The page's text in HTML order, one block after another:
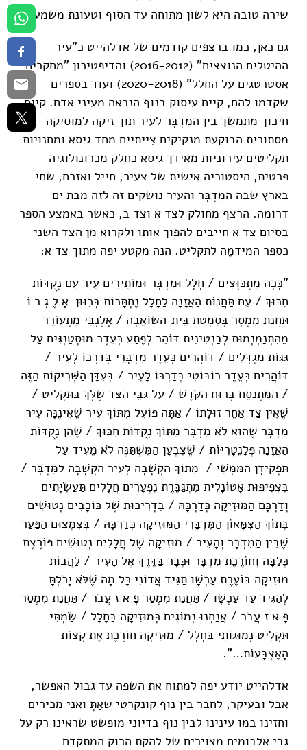
שירה טובה היא לשון מתוחה עד הסוף וטעונת משמעות.
גם כאן, כמו ברצפים קודמים של אדלהייט כ"עיר
ההיטלים הנוצצים" (2016-2012) והדיפטיכון "מחקרים
אסטרטגים על החלל" (2020-2018) ועוד בספרים
שקדמו להם, קיים עיסוק בנוף הנראה מעיני אדם. קיים
חיכוך מתמשך בין המִדְבָּר לעיר תוך זיקה למוסיקה
מסתורית הבוקעת מנקיקים צִייתיים מחד גיסא ומחנויות
תקליטים עירוניות מאידך גיסא כחלק מכרונולוגיה
פרטית, היסטוריה אישית של צעיר, חייל ואזרח, שחי
בארץ שבה המִדְבָּר והעיר נושקים זה לזה מבת ים
דרומה. הרצף מחולק לצד א וצד ב, כאשר באמצע הספר
בסיום צד א חייבים להפוך אותו ולקרוא מן הצד השני
כספר המידמֶה לתקליט. הנה מקטע יפה מתוך צד א:
"כָּכָה מִתְכַּוְּצִים / חָלָל וּמִדְבָּר וּמוֹתִירִים עִיר עִם נְקֻדּוֹת
חִכּוּךְ / עִם תַּחֲנוֹת הַאֲזָנָה לַחָלָל נֶחְתָּכוֹת בְּכִוּוּן אָ לֶ גְ ר וֹ
תַּחֲנַת מִמְסָר בְּסִמְטַת בֵּית־הַשּׁוֹאֵבָה / אָלֶנְבִּי מִתְעוֹרֵר
מֵהִתְנַמְנְמוּת לְבַנְטִינִית דּוֹהֵר לְפֶתַע כְּעֵדֶר מוּסְטַנְגִּים עַל
גַּגּוֹת מִגְדָּלִים / דּוֹהֲרִים כְּעֵדֶר מִדְבָּרִי בְּדַרְכּוֹ לָעִיר /
דּוֹהֲרִים כְּעֵדֶר רוֹבּוֹטִי בְּדַרְכּוֹ לָעִיר / בְּעִדַּן הַשְּׁרִיקוֹת הַזֶּה
/ הַמִּתְנַסֵּחַ בְּרוּחַ הַקֹּדֶשׁ / עַל גַּבֵּי הַצַּד שֶׁלְּךָ בַּתַּקְלִיט /
שֶׁאֵין צַד אַחֵר זוּלָתוֹ / אַתָּה פּוֹעֵל מִתּוֹךְ עִיר שֶׁאֵינֶנָּה עִיר
מִדְבָּר שֶׁהוּא לֹא מִדְבָּר מִתּוֹךְ נְקֻדּוֹת חִכּוּךְ / שֶׁהֵן נְקֻדּוֹת
הַאֲזָנָה פְּלָנֵטָרִיּוֹת / שֶׁצִּבְעָן הַמִּשְׁתַּנֶּה לֹא מֵעִיד עַל
תַּפְקִידָן הַמַּמָּשִׁי / מִתּוֹךְ הַקְשָׁבָה לָעִיר הַקְשָׁבָה לַמִּדְבָּר /
בִּצְפִיפוּת אָטוֹנָלִית מִתְגַּבֶּרֶת נִפְעָרִים חֲלָלִים תַּעֲשִׂיָּתִים
וְדַרְכָּם הַמּוּזִיקָה כְּדַרְכָּהּ / בִּדְרִיכוּת שֶׁל כּוֹכָבִים נְטוּשִׁים
בְּתוֹךְ הַצִּמָּאוֹן הַמִּדְבָּרִי הַמּוּזִיקָה כְּדַרְכָּהּ / בְּצִמְצוּם הַפַּעַר
שֶׁבֵּין הַמִּדְבָּר וְהָעִיר / מוּזִיקָה שֶׁל חֲלָלִים נְטוּשִׁים פּוֹרֶצֶת
כְּלַבָּה וְחוֹרֶכֶת מִדְבָּר וּכְּבָר בַּדֶּרֶךְ אֶל הָעִיר / לַהֲבוֹת
מוּזִיקָה בּוֹעֶרֶת עַכְשָׁו תַּגִּיד אֲדוֹנִי כָּל מָה שֶׁלֹּא יָכֹלְתָּ
לְהַגִּיד עַד עַכְשָׁו / תַּחֲנַת מִמְסַר פָ א ז עֲבֹר / תַּחֲנַת מִמְסַר
פָ א ז עֲבֹר / אֲנַחְנוּ נְמוֹגִים כְּמוּזִיקָה בַּחָלָל / שַׂמְתִּי
תַּקְלִיט נְמוּגוֹתִי בַּחָלָל / מוּזִיקָה חוֹרֶכֶת אֶת קְצוֹת
הָאֶצְבָּעוֹת…".
אדלהייט יודע יפה למתוח את השפה עד גבול האפשר,
אבל ובעיקר, לחבר בין נוף קונקרטי שאַתְּ ואני מכירים
וחזינו במו עינינו לבין נוף בדיוני מופשט שראינו רק על
גבי אלבומים מצוירים של להקת הרוק המתקדם